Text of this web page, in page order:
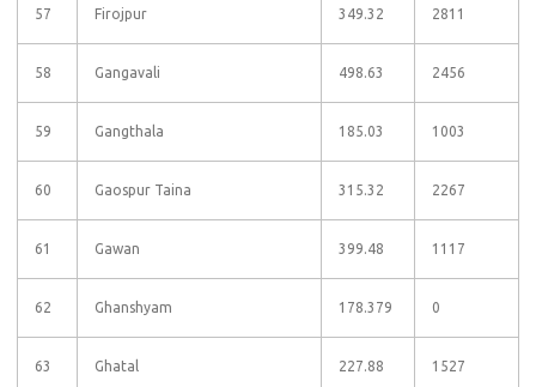
57 Firojpur 349.32 2811
58 Gangavali 498.63 2456
59 Gangthala 185.03 1003
60 Gaospur Taina 315.32 2267
61 Gawan 399.48 1117
62 Ghanshyam 178.379 0
63 Ghatal 227.88 1527